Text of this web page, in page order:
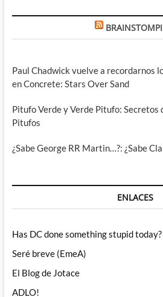
Paul Chadwick vuelve a recordarnos
en Concrete: Stars Over Sand
Pitufo Verde y Verde Pitufo: Secretos
Pitufos
¿Sabe George RR Martin…?: ¿Sabe
ENLACES
Has DC done something stupid today?
Seré breve (EmeA)
El Blog de Jotace
ADLO!